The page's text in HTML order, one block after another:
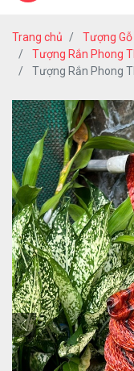
Trang chủ Tượng Gỗ
Tượng Rắn Phong
Tượng Rắn Phong